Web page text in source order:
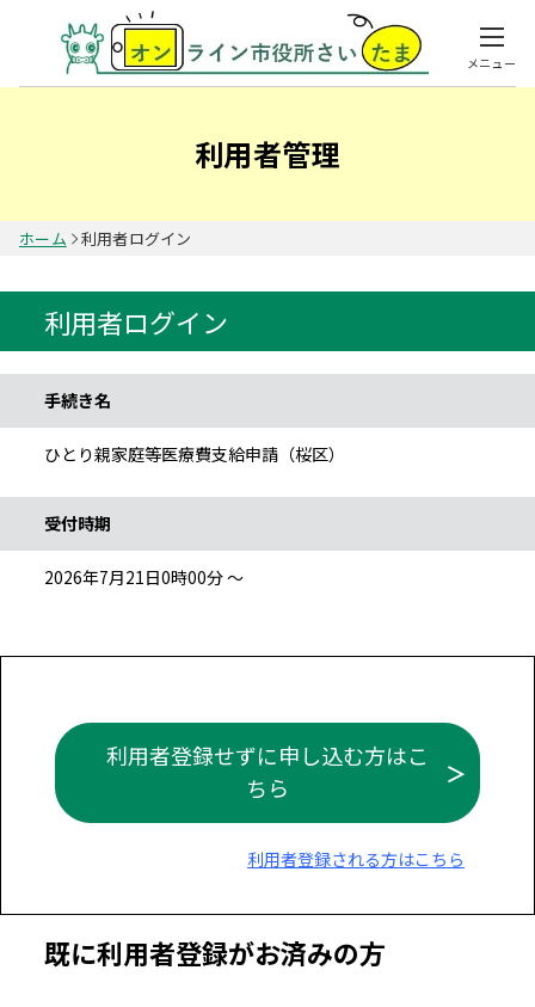
メニュー
利用者管理
ホーム 利用者ログイン
利用者ログイン
手続き名
ひとり親家庭等医療費支給申請（桜区）
受付時期
2026年7月21日0時00分 ～
利用者登録せずに申し込む方はこ
ちら
利用者登録される方はこちら
既に利用者登録がお済みの方